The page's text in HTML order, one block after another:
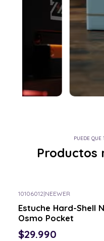
PUEDE QUE
Productos
10106012|NEEWER
Estuche Hard-Shell
Osmo Pocket
$29.990